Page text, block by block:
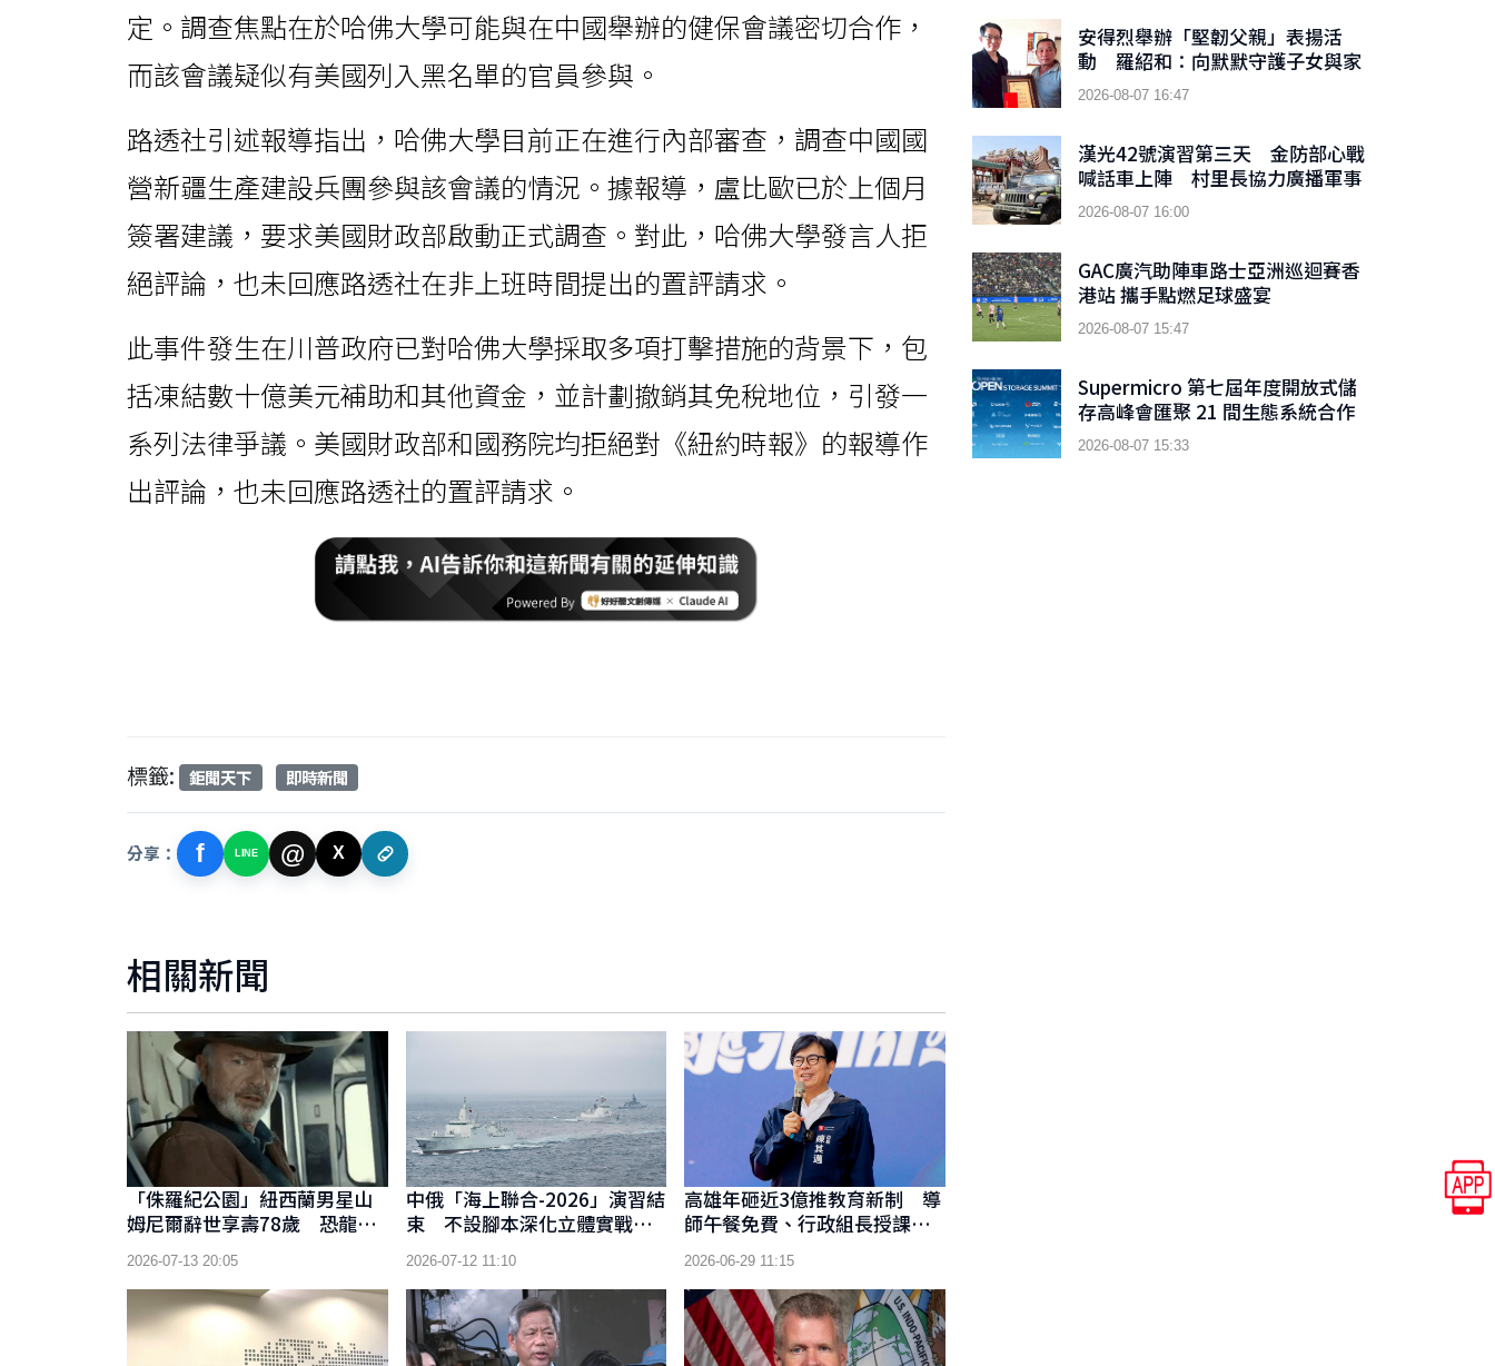
定。調查焦點在於哈佛大學可能與在中國舉辦的健保會議密切合作，
而該會議疑似有美國列入黑名單的官員參與。
路透社引述報導指出，哈佛大學目前正在進行內部審查，調查中國國
營新疆生產建設兵團參與該會議的情況。據報導，盧比歐已於上個月
簽署建議，要求美國財政部啟動正式調查。對此，哈佛大學發言人拒
絕評論，也未回應路透社在非上班時間提出的置評請求。
此事件發生在川普政府已對哈佛大學採取多項打擊措施的背景下，包
括凍結數十億美元補助和其他資金，並計劃撤銷其免稅地位，引發一
系列法律爭議。美國財政部和國務院均拒絕對《紐約時報》的報導作
出評論，也未回應路透社的置評請求。
標籤: 鉅聞天下 即時新聞
分享： f LINE @ X
相關新聞
「侏羅紀公園」紐西蘭男星山
姆尼爾辭世享壽78歲 恐龍博
士經典角色永留影迷心中
2026-07-13 20:05
中俄「海上聯合-2026」演習結
束 不設腳本深化立體實戰協
同能力
2026-07-12 11:10
高雄年砸近3億推教育新制 導
師午餐免費、行政組長授課節
數調降 導師午餐免費、行政
組長授課節數調降
2026-06-29 11:15
安得烈舉辦「堅韌父親」表揚活
動 羅紹和：向默默守護子女與家
庭的父親們致敬
2026-08-07 16:47
漢光42號演習第三天 金防部心戰
喊話車上陣 村里長協力廣播軍事
訊息
2026-08-07 16:00
GAC廣汽助陣車路士亞洲巡迴賽香
港站 攜手點燃足球盛宴
2026-08-07 15:47
Supermicro 第七屆年度開放式儲
存高峰會匯聚 21 間生態系統合作
夥伴，分享大規模部署企業級 AI
的實用指南
2026-08-07 15:33